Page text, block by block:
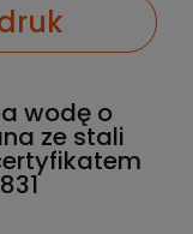
wodę o
ze stali